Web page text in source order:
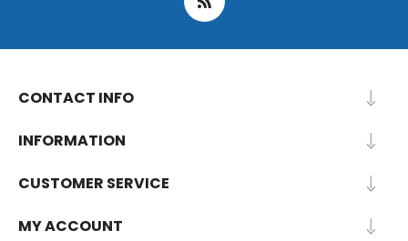
CONTACT INFO
INFORMATION
CUSTOMER SERVICE
MY ACCOUNT